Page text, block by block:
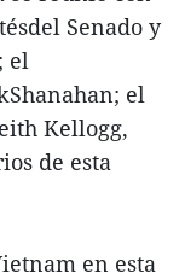
Senado y
el
el
Kellogg,
de esta
en esta